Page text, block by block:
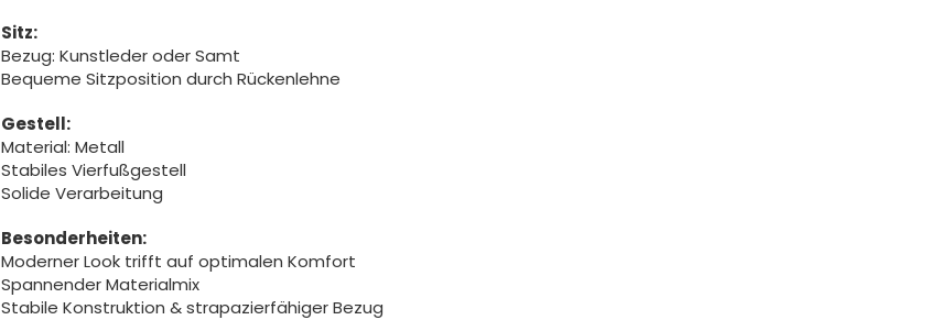
Sitz:
Bezug: Kunstleder oder Samt
Bequeme Sitzposition durch Rückenlehne
Gestell:
Material: Metall
Stabiles Vierfußgestell
Solide Verarbeitung
Besonderheiten:
Moderner Look trifft auf optimalen Komfort
Spannender Materialmix
Stabile Konstruktion & strapazierfähiger Bezug